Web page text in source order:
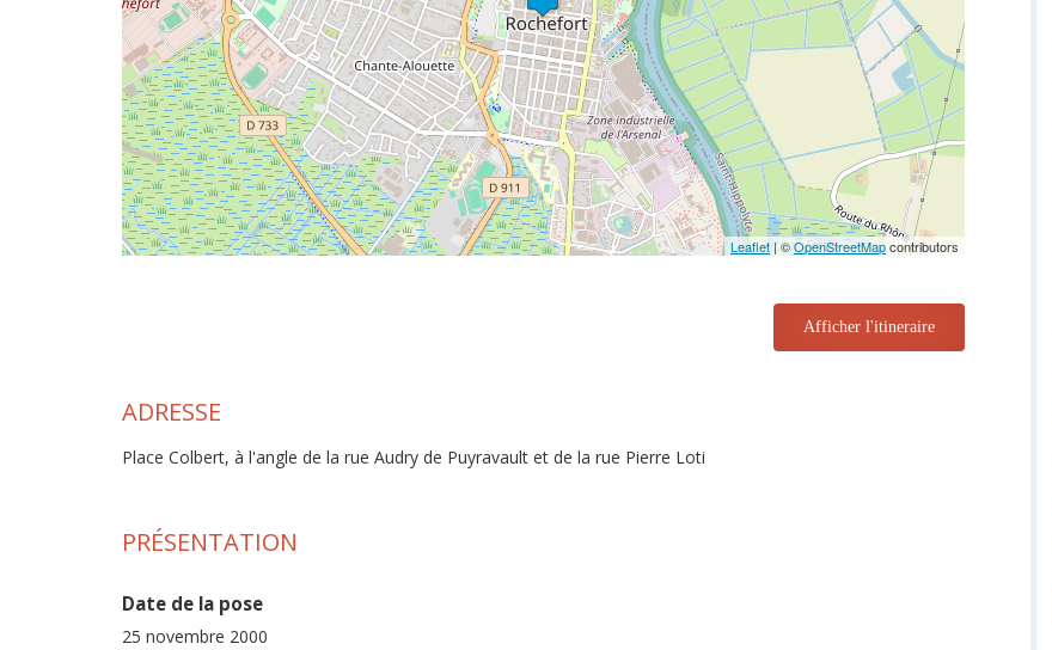
Leaflet| ©OpenStreetMapcontributors
Afficher l'itineraire
ADRESSE
Place Colbert, à l'angle de la rue Audry de Puyravault et de la rue Pierre Loti
PRÉSENTATION
Date de la pose
25 novembre 2000